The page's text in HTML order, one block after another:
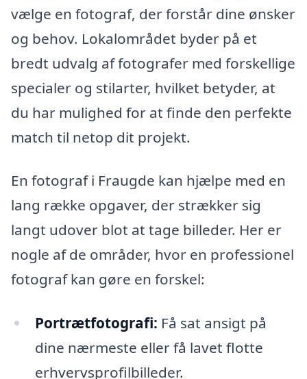
vælge en fotograf, der forstår dine ønsker
og behov. Lokalområdet byder på et
bredt udvalg af fotografer med forskellige
specialer og stilarter, hvilket betyder, at
du har mulighed for at finde den perfekte
match til netop dit projekt.
En fotograf i Fraugde kan hjælpe med en
lang række opgaver, der strækker sig
langt udover blot at tage billeder. Her er
nogle af de områder, hvor en professionel
fotograf kan gøre en forskel:
Portrætfotografi: Få sat ansigt på
dine nærmeste eller få lavet flotte
erhvervsprofilbilleder.